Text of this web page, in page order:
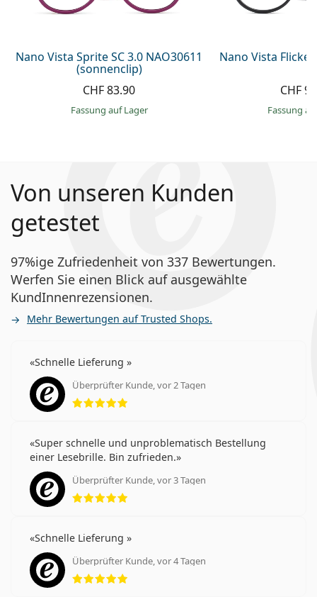
Nano Vista Sprite SC 3.0 NAO30611
(sonnenclip)
CHF 83.90
Fassung auf Lager
Nano Vista
CHF
Fassung
Von unseren Kunden
getestet
97%ige Zufriedenheit von 337 Bewertungen.
Werfen Sie einen Blick auf ausgewählte
KundInnenrezensionen.
Mehr Bewertungen auf Trusted Shops.
Schnelle Lieferung
Überprüfter Kunde, vor 2 Tagen
Bewertung 5 aus 5
Super schnelle und unproblematisch Bestellung
einer Lesebrille. Bin zufrieden.
Überprüfter Kunde, vor 3 Tagen
Bewertung 5 aus 5
Schnelle Lieferung
Überprüfter Kunde, vor 4 Tagen
Bewertung 5 aus 5